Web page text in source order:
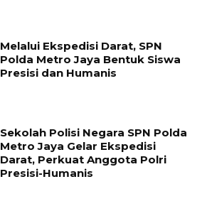
Melalui Ekspedisi Darat, SPN
Polda Metro Jaya Bentuk Siswa
Presisi dan Humanis
Sekolah Polisi Negara SPN Polda
Metro Jaya Gelar Ekspedisi
Darat, Perkuat Anggota Polri
Presisi-Humanis